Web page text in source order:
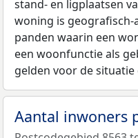
stand- en ligplaatsen
woning is
panden waarin een
een woonfunctie als
gelden voor de situatie
Aantal inwoners